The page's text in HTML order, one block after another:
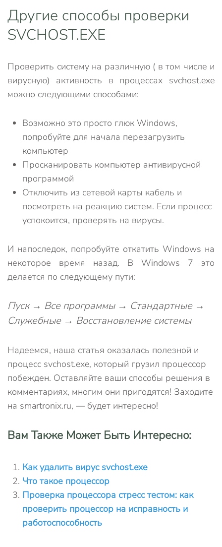
Другие способы проверки
SVCHOST.EXE
Проверить систему на различную ( в том числе и
вирусную) активность в процессах svchost.exe
можно следующими способами:
Возможно это просто глюк Windows,
попробуйте для начала перезагрузить
компьютер
Просканировать компьютер антивирусной
программой
Отключить из сетевой карты кабель и
посмотреть на реакцию систем. Если процесс
успокоится, проверять на вирусы.
И напоследок, попробуйте откатить Windows на
некоторое время назад. В Windows 7 это
делается по следующему пути:
Пуск → Все программы → Стандартные →
Служебные → Восстановление системы
Надеемся, наша статья оказалась полезной и
процесс svchost.exe, который грузил процессор
побежден. Оставляйте ваши способы решения в
комментариях, многим они пригодятся! Заходите
на smartronix.ru, — будет интересно!
Вам Также Может Быть Интересно:
Как удалить вирус svchost.exe
Что такое процессор
Проверка процессора стресс тестом: как
проверить процессор на исправность и
работоспособность